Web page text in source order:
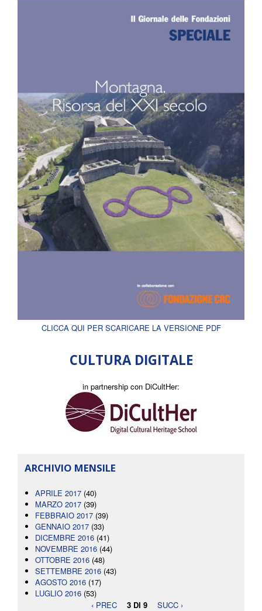
CLICCA QUI PER SCARICARE LA VERSIONE PDF
CULTURA DIGITALE
in partnership con DiCultHer:
ARCHIVIO MENSILE
APRILE 2017 (40)
MARZO 2017 (39)
FEBBRAIO 2017 (39)
GENNAIO 2017 (33)
DICEMBRE 2016 (41)
NOVEMBRE 2016 (44)
OTTOBRE 2016 (48)
SETTEMBRE 2016 (43)
AGOSTO 2016 (17)
LUGLIO 2016 (53)
‹ PREC
3 DI 9 SUCC ›